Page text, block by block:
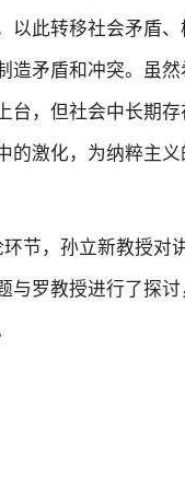
以此转移社会矛盾
造矛盾和冲突。虽然
台，但社会中长期
的激化，为纳粹主义
节，孙立新教授对
与罗教授进行了探